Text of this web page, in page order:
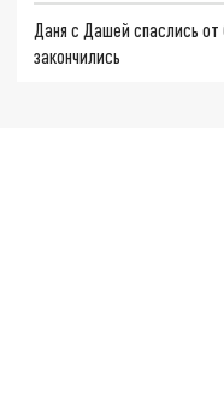
Даня с Дашей спаслись
закончились